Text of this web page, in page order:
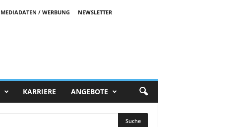
MEDIADATEN / WERBUNG
NEWSLETTER
KARRIERE ANGEBOTE